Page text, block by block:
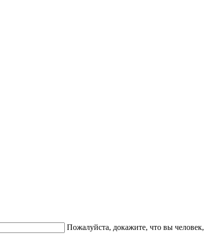
Пожалуйста, докажите, что вы человек,